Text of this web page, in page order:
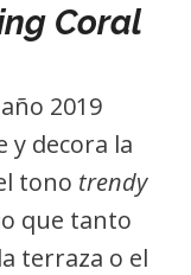
Coral
2019
y decora la
tono trendy
que tanto
terraza o el